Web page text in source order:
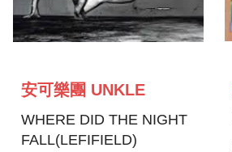
安可樂團 UNKLE
WHERE DID THE NIGHT
FALL(LEFIFIELD)